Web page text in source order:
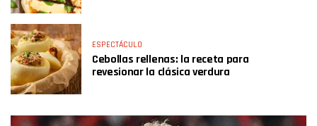
ESPECTÁCULO
Cebollas rellenas: la receta para
revesionar la clásica verdura